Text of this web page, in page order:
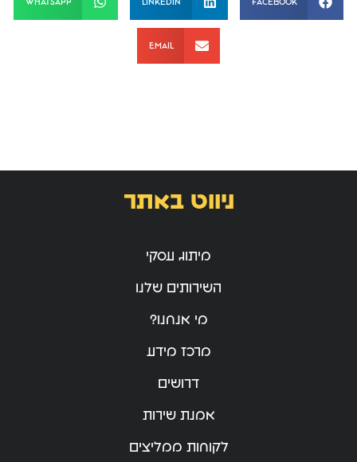
Email
ניווט באתר
מיתוג עסקי
השירותים שלנו
מי אנחנו?
מרכז מידע
דרושים
אמנת שירות
לקוחות ממליצים